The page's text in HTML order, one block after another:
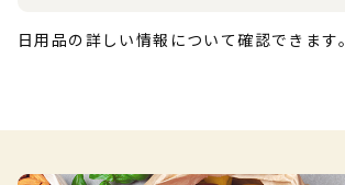
日用品の詳しい情報について確認できます。